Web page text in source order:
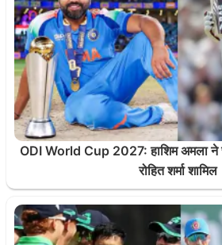
ODI World Cup 2027: हाशिम अमला ने
रोहित शर्मा शामिल